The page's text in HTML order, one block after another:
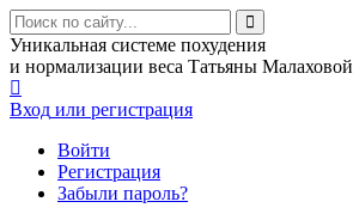
Уникальная системе похудения
и нормализации веса Татьяны Малаховой
Вход или регистрация
Войти
Регистрация
Забыли пароль?